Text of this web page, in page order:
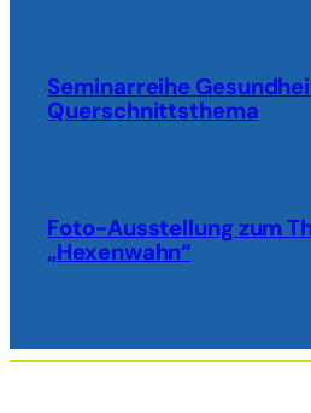
Seminarreihe
Querschnittsthema
Foto-Ausstellung zum
„Hexenwahn“